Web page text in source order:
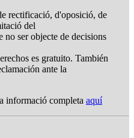
rectificació, d'oposició, de
del
no ser objecte de decisions
es gratuito. También
ante la
informació completa aquí